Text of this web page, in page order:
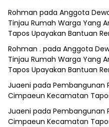
Rohman pada Anggota
Tinjau Rumah Warga Yang
Tapos Upayakan Bantuan
Rohman . pada Anggota
Tinjau Rumah Warga Yang
Tapos Upayakan Bantuan
Juaeni pada Pembangunan
Cimpaeun Kecamatan
Juaeni pada Pembangunan
Cimpaeun Kecamatan